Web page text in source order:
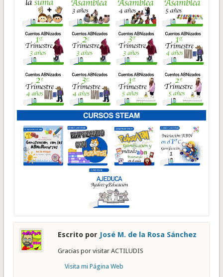
Escrito por José M. de la Rosa Sánchez
Gracias por visitar ACTILUDIS
Visita mi Página Web